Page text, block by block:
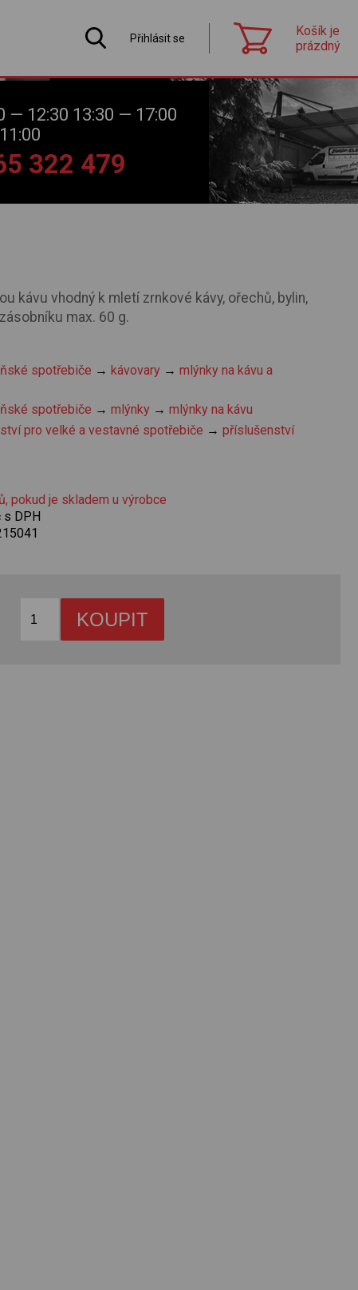
Přihlásit se
Košík je
prázdný
— 12:30 13:30 — 17:00
322 479
kávu vhodný k mletí zrnkové kávy, ořechů, bylin,
max. 60 g.
spotřebiče →kávovary →mlýnky na kávu a
spotřebiče →mlýnky →mlýnky na kávu
pro velké a vestavné spotřebiče →příslušenství
pokud je skladem u výrobce
s DPH